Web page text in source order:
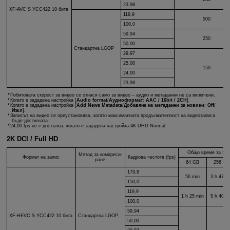
XF-AVC S YCC422 10 бита
23,98
Стандартна LGOP
119,9
500
100,0
59,94
250
50,00
29,97
150
25,00
24,00
23,98
Побитовата скорост за видео се отнася само за видео – аудио и метаданни не са включени.
Когато е зададена настройка [Audio format/Аудиоформат:AAC / 16bit / 2CH].
Когато е зададена настройка [Add News Metadata/Добавяне на метаданни за новини :Off/
Изкл].
Записът на видео се преустановява, когато максималната продължителност на видеозаписа
бъде достигната.
24,00 fps не е достъпна, когато е зададена настройка 4K UHD Normal.
2K DCI / Full HD
Формат на запис
Метод за компреси-
ране
Кадрова честота (fps)
Общо време за
64 GB
256 GB
XF-HEVC S YCC422 10 бита Стандартна LGOP
179,8
56 min
3 h 47
150,0
119,9
1 h 25 min
5 h 40
100,0
59,94
50,00